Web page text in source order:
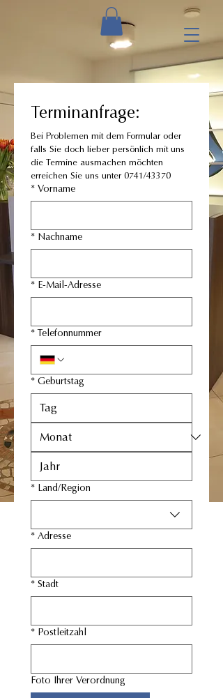
Terminanfrage:
Bei Problemen mit dem Formular oder
falls Sie doch lieber persönlich mit uns
die Termine ausmachen möchten
erreichen Sie uns unter 0741/43370
* Vorname
* Nachname
* E-Mail-Adresse
* Telefonnummer
* Geburtstag
Mehrzeilige Adresse
* Land/Region
* Adresse
* Stadt
* Postleitzahl
Foto Ihrer Verordnung